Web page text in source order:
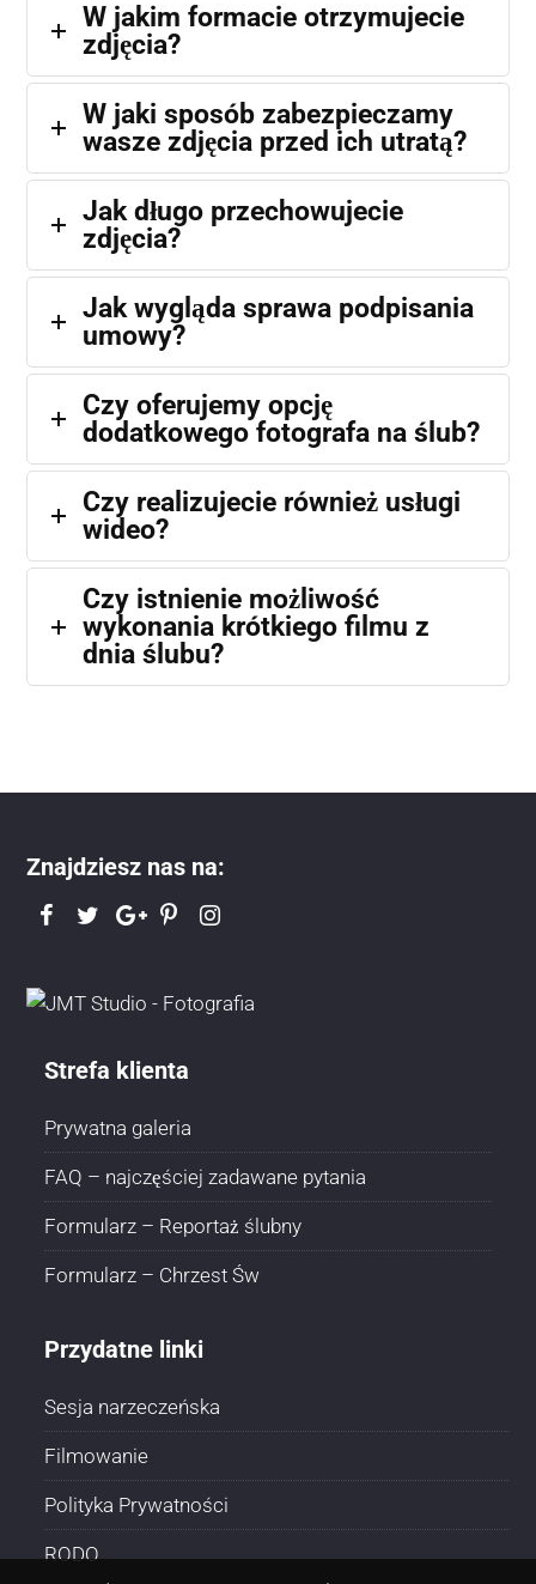
W jakim formacie otrzymujecie
zdjęcia?
W jaki sposób zabezpieczamy
wasze zdjęcia przed ich utratą?
Jak długo przechowujecie
zdjęcia?
Jak wygląda sprawa podpisania
umowy?
Czy oferujemy opcję
dodatkowego fotografa na ślub?
Czy realizujecie również usługi
wideo?
Czy istnienie możliwość
wykonania krótkiego filmu z
dnia ślubu?
Znajdziesz nas na:
Strefa klienta
Prywatna galeria
FAQ – najczęściej zadawane pytania
Formularz – Reportaż ślubny
Formularz – Chrzest Św
Przydatne linki
Sesja narzeczeńska
Filmowanie
Polityka Prywatności
RODO